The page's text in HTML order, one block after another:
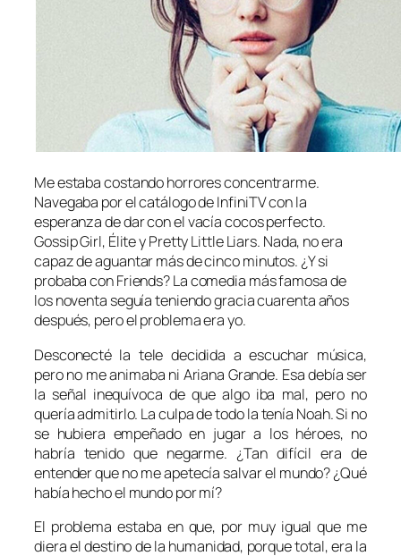
Me estaba costando horrores concentrarme.
Navegaba por el catálogo deInfiniTVcon la
esperanza de dar con elvacía cocosperfecto.
Gossip Girl, ÉliteyPretty Little Liars. Nada, no era
capaz de aguantar más de cinco minutos. ¿Y si
probaba conFriends? La comedia más famosa de
los noventa seguía teniendo gracia cuarenta años
después, pero el problema era yo.
Desconecté la tele decidida a escuchar música,
pero no me animaba ni Ariana Grande. Esa debía ser
la señal inequívoca de que algo iba mal, pero no
quería admitirlo. La culpa de todo la tenía Noah. Si no
se hubiera empeñado en jugar a los héroes, no
habría tenido que negarme. ¿Tan difícil era de
entender que no me apetecía salvar el mundo? ¿Qué
había hecho el mundo por mí?
El problema estaba en que, por muy igual que me
diera el destino de la humanidad, porque total, era la